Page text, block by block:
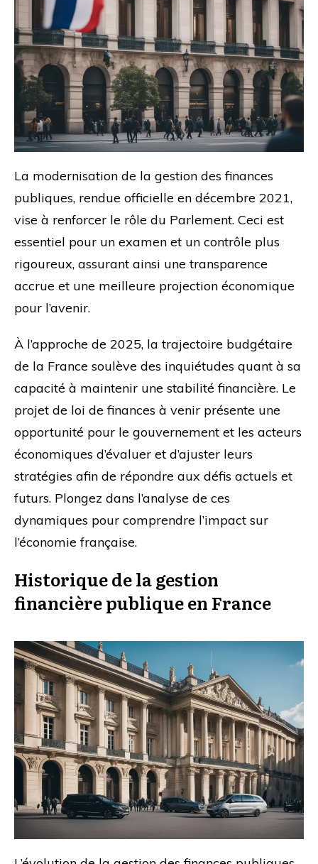
La modernisation de la gestion des finances
publiques, rendue officielle en décembre 2021,
vise à renforcer le rôle du Parlement. Ceci est
essentiel pour un examen et un contrôle plus
rigoureux, assurant ainsi une transparence
accrue et une meilleure projection économique
pour l’avenir.
À l’approche de 2025, la trajectoire budgétaire
de la France soulève des inquiétudes quant à sa
capacité à maintenir une stabilité financière. Le
projet de loi de finances à venir présente une
opportunité pour le gouvernement et les acteurs
économiques d’évaluer et d’ajuster leurs
stratégies afin de répondre aux défis actuels et
futurs. Plongez dans l’analyse de ces
dynamiques pour comprendre l’impact sur
l’économie française.
Historique de la gestion
financière publique en France